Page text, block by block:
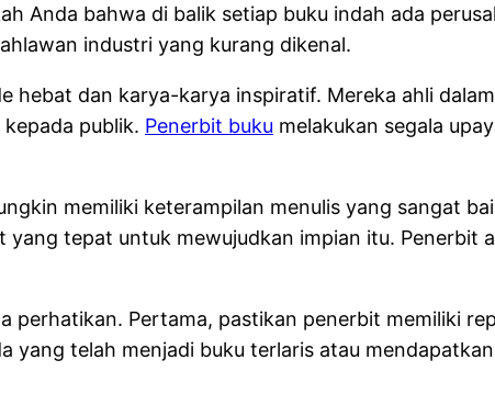
Anda bahwa di balik setiap buku indah ada
industri yang kurang dikenal.
hebat dan karya-karya inspiratif. Mereka ahli
publik. Penerbit buku melakukan segala
memiliki keterampilan menulis yang sangat
tepat untuk mewujudkan impian itu. Penerbit
perhatikan. Pertama, pastikan penerbit memiliki
yang telah menjadi buku terlaris atau